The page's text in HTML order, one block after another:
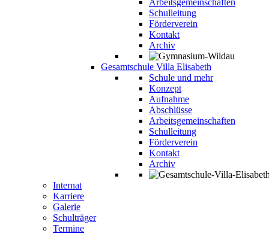
Arbeitsgemeinschaften
Schulleitung
Förderverein
Kontakt
Archiv
Gesamtschule Villa Elisabeth
Schule und mehr
Konzept
Aufnahme
Abschlüsse
Arbeitsgemeinschaften
Schulleitung
Förderverein
Kontakt
Archiv
Internat
Karriere
Galerie
Schulträger
Termine